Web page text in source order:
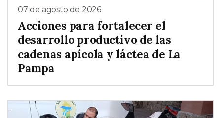
07 de agosto de 2026
Acciones para fortalecer el
desarrollo productivo de las
cadenas apícola y láctea de La
Pampa